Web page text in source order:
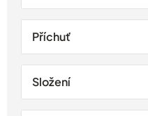
Příchuť
Složení